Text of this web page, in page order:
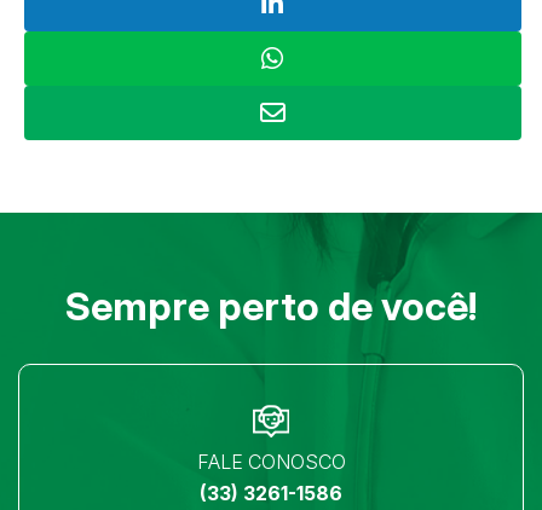
Sempre perto de você!
FALE CONOSCO
(33) 3261-1586